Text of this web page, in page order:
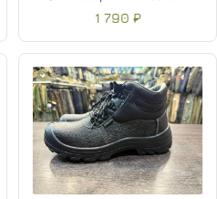
1 790 ₽